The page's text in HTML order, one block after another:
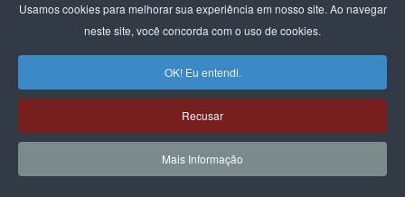
Usamos cookies para melhorar sua experiência em nosso site. Ao navegar
neste site, você concorda com o uso de cookies.
OK! Eu entendi.
Recusar
Mais Informação